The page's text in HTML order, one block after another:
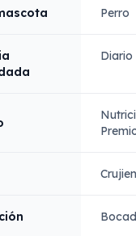
Perro
Diario